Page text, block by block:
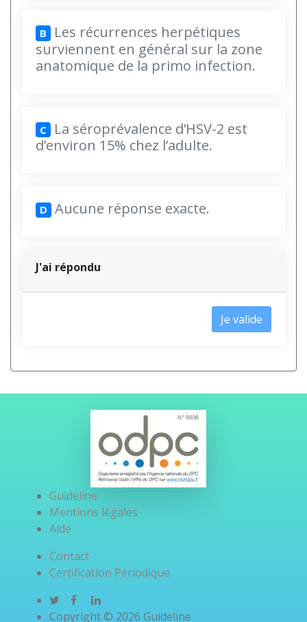
B
Les récurrences herpétiques
surviennent en général sur la zone
anatomique de la primo infection.
C
La séroprévalence d’HSV-2 est
d’environ 15% chez l’adulte.
D Aucune réponse exacte.
J'ai répondu
Je valide
Guideline
Mentions légales
Aide
Contact
Certification Périodique
Copyright © 2026 Guideline